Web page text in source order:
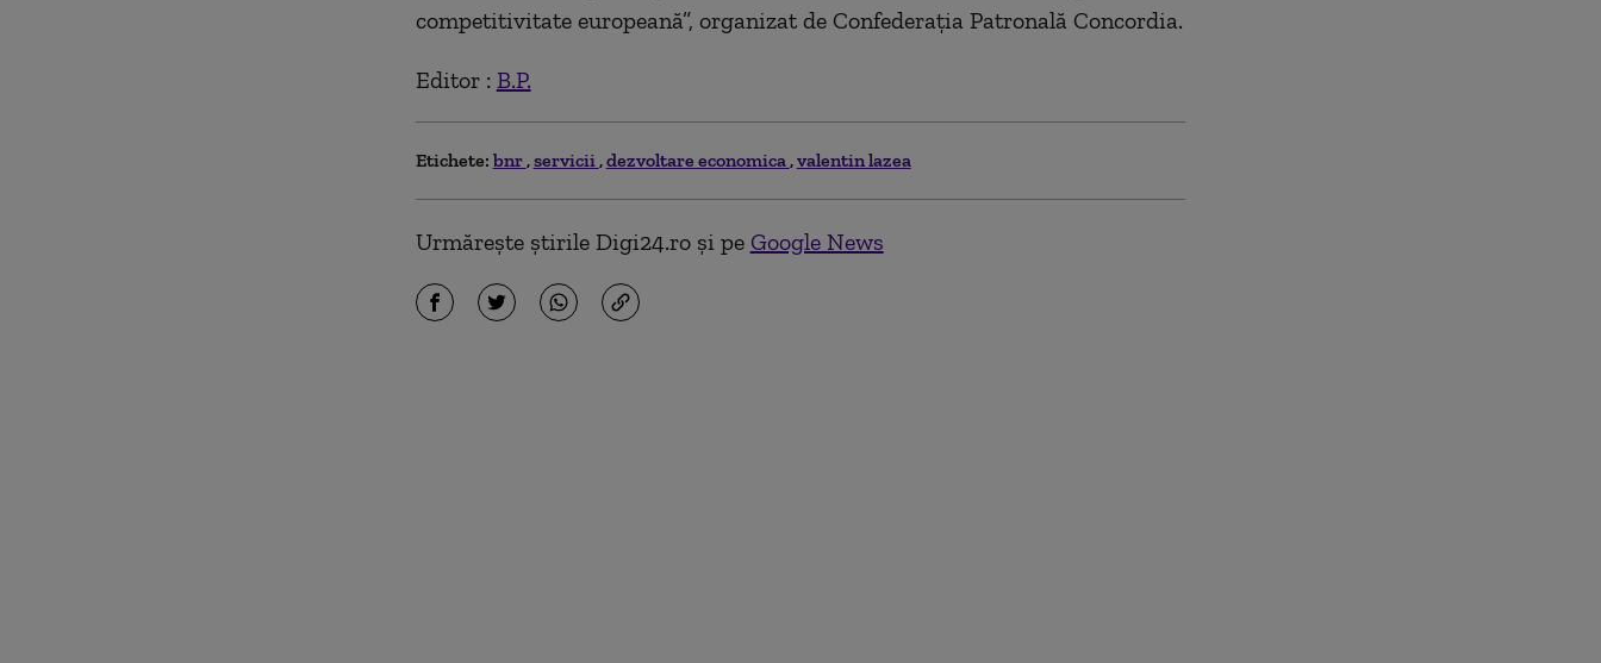
competitivitate europeană”, organizat de Confederaţia Patronală Concordia.
Editor : B.P.
Etichete: bnr servicii dezvoltare economica valentin lazea
Urmărește știrile Digi24.ro și pe Google News